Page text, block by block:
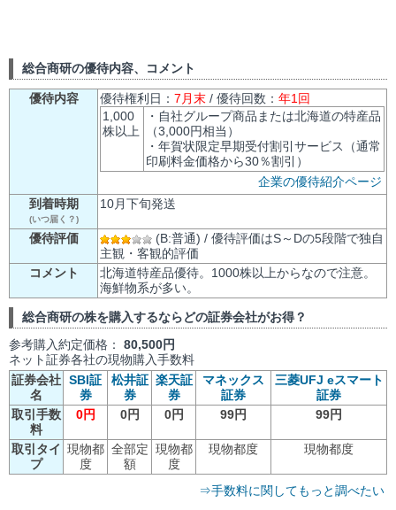
総合商研の優待内容、コメント
優待内容 優待権利日： 7月末 / 優待回数： 年1回
1,000
株以上
・自社グループ商品または北海道の特産品
（3,000円相当）
・年賀状限定早期受付割引サービス（通常
印刷料金価格から30％割引）
企業の優待紹介ページ
到着時期
(いつ届く？)
10月下旬発送
優待評価
(B:普通) / 優待評価はS～Dの5段階で独自
主観・客観的評価
コメント
北海道特産品優待。1000株以上からなので注意。
海鮮物系が多い。
総合商研の株を購入するならどの証券会社がお得？
参考購入約定価格： 80,500円
ネット証券各社の現物購入手数料
証券会社
名
SBI証
券
松井証
券
楽天証
券
マネックス
証券
三菱UFJ eスマート
証券
取引手数
料
0円 0円 0円 99円 99円
取引タイ
プ
現物都
度
全部定
額
現物都
度
現物都度 現物都度
⇒手数料に関してもっと調べたい